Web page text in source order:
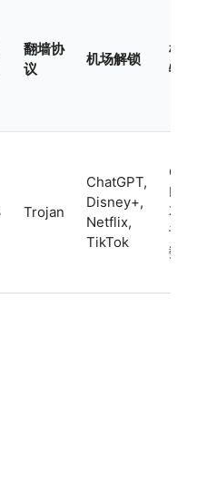
翻墙协
议
机场解锁
机场
特色
Trojan
ChatGPT,
Disney+,
Netflix,
TikTok
不限
设备
数